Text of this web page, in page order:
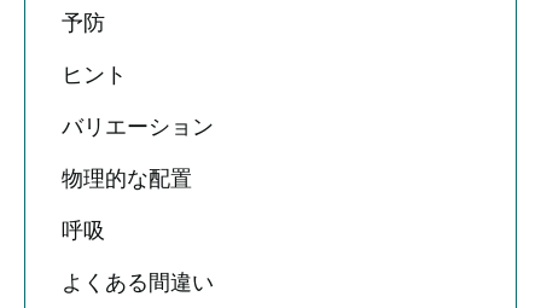
予防
ヒント
バリエーション
物理的な配置
呼吸
よくある間違い